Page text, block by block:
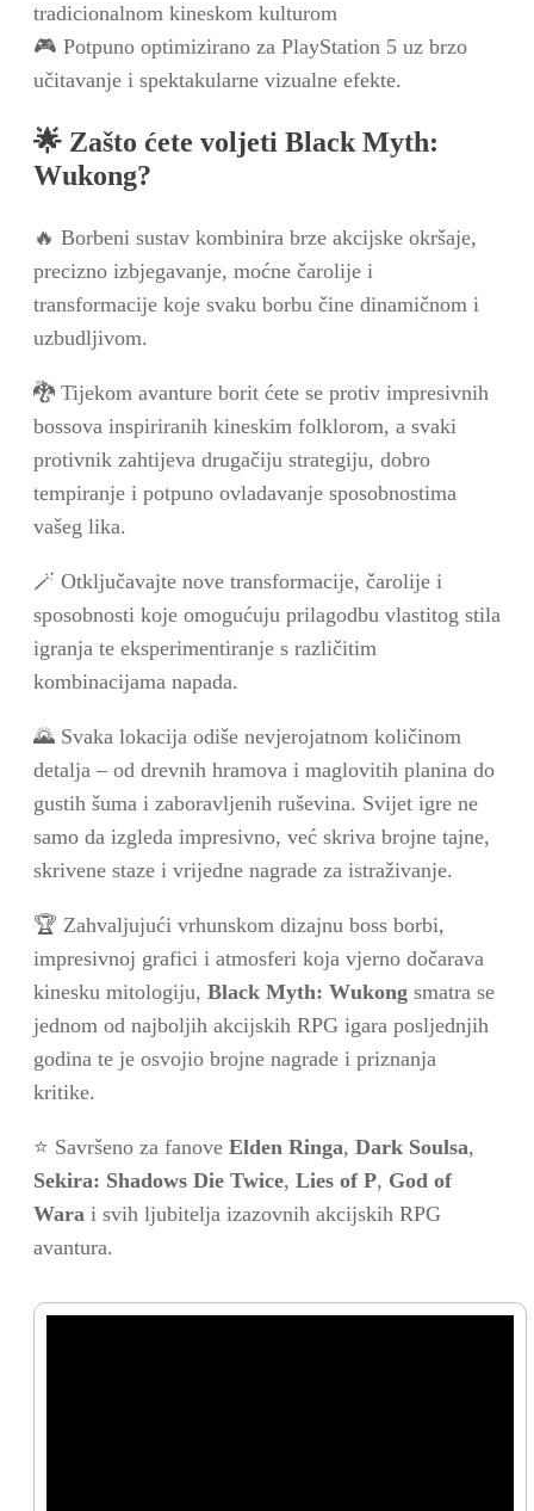
tradicionalnom kineskom kulturom
🎮 Potpuno optimizirano za PlayStation 5 uz brzo
učitavanje i spektakularne vizualne efekte.
🌟 Zašto ćete voljeti Black Myth:
Wukong?
🔥 Borbeni sustav kombinira brze akcijske okršaje,
precizno izbjegavanje, moćne čarolije i
transformacije koje svaku borbu čine dinamičnom i
uzbudljivom.
🐉 Tijekom avanture borit ćete se protiv impresivnih
bossova inspiriranih kineskim folklorom, a svaki
protivnik zahtijeva drugačiju strategiju, dobro
tempiranje i potpuno ovladavanje sposobnostima
vašeg lika.
🪄 Otključavajte nove transformacije, čarolije i
sposobnosti koje omogućuju prilagodbu vlastitog stila
igranja te eksperimentiranje s različitim
kombinacijama napada.
🌄 Svaka lokacija odiše nevjerojatnom količinom
detalja – od drevnih hramova i maglovitih planina do
gustih šuma i zaboravljenih ruševina. Svijet igre ne
samo da izgleda impresivno, već skriva brojne tajne,
skrivene staze i vrijedne nagrade za istraživanje.
🏆 Zahvaljujući vrhunskom dizajnu boss borbi,
impresivnoj grafici i atmosferi koja vjerno dočarava
kinesku mitologiju, Black Myth: Wukong smatra se
jednom od najboljih akcijskih RPG igara posljednjih
godina te je osvojio brojne nagrade i priznanja
kritike.
⭐ Savršeno za fanove Elden Ringa, Dark Soulsa,
Sekira: Shadows Die Twice, Lies of P, God of
Wara i svih ljubitelja izazovnih akcijskih RPG
avantura.